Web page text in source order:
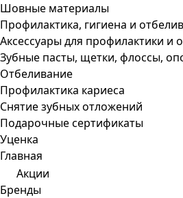
Шовные материалы
Профилактика, гигиена и
Аксессуары для профилактики и
Зубные пасты, щетки, флоссы,
Отбеливание
Профилактика кариеса
Снятие зубных отложений
Подарочные сертификаты
Уценка
Главная
Акции
Бренды